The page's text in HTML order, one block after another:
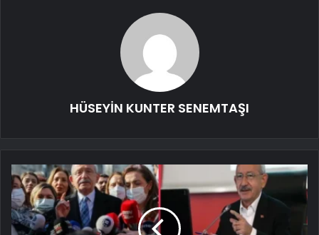
HÜSEYİN KUNTER SENEMTAŞI